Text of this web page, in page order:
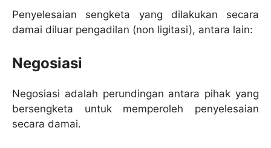
Penyelesaian sengketa yang dilakukan secara
damai diluar pengadilan (non ligitasi), antara lain:
Negosiasi
Negosiasi adalah perundingan antara pihak yang
bersengketa untuk memperoleh penyelesaian
secara damai.